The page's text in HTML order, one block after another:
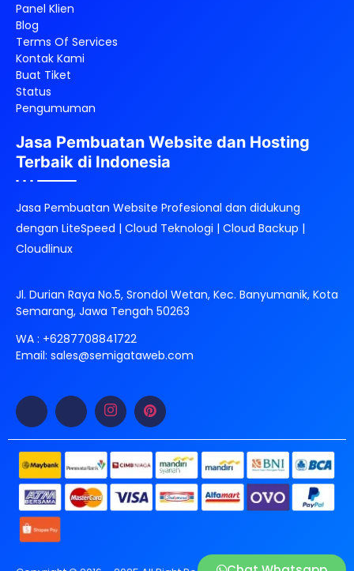
Panel Klien
Blog
Terms Of Services
Kontak Kami
Buat Tiket
Status
Pengumuman
Jasa Pembuatan Website dan Hosting
Terbaik di Indonesia
Jasa Pembuatan Website Profesional dan didukung
dengan LiteSpeed | Cloud Teknologi | Cloud Backup |
Cloudlinux
Jl. Durian Raya No.5, Srondol Wetan, Kec. Banyumanik, Kota
Semarang, Jawa Tengah 50263
WA : +6287708841722
Email: sales@semigataweb.com